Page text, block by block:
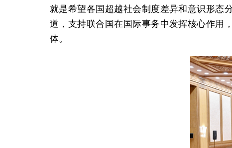
就是希望各国超越社会制度差异和意识形态
道，支持联合国在国际事务中发挥核心作用
体。